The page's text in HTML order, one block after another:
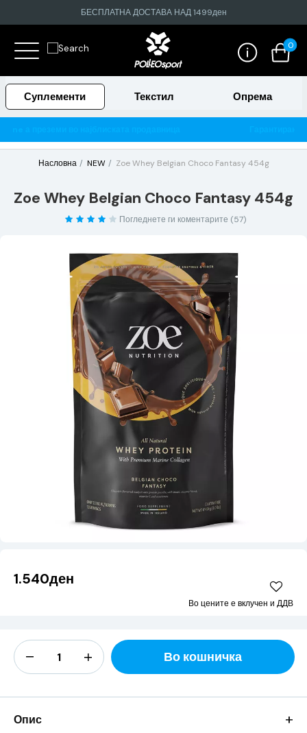
БЕСПЛАТНА ДОСТАВА НАД 1499ден
0
Суплементи Текстил Опрема
Насловна NEW Zoe Whey Belgian Choco Fantasy 454g
Zoe Whey Belgian Choco Fantasy 454g
Погледнете ги коментарите (57)
1.540ден
Во цените е вклучен и ДДВ
Во кошничка
Опис +